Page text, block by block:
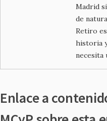
Madrid
de
Retiro
historia
necesita
Enlace a